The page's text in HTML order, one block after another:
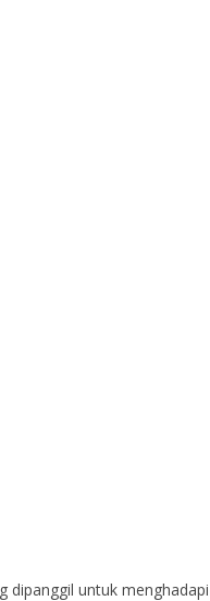
dipanggil untuk